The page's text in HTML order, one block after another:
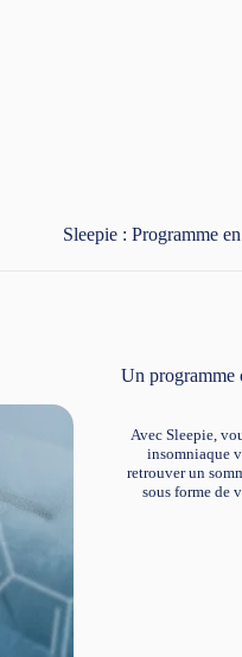
Sleepie : Programme
Un programme
Avec Sleepie,
insomniaque
retrouver un
sous forme de